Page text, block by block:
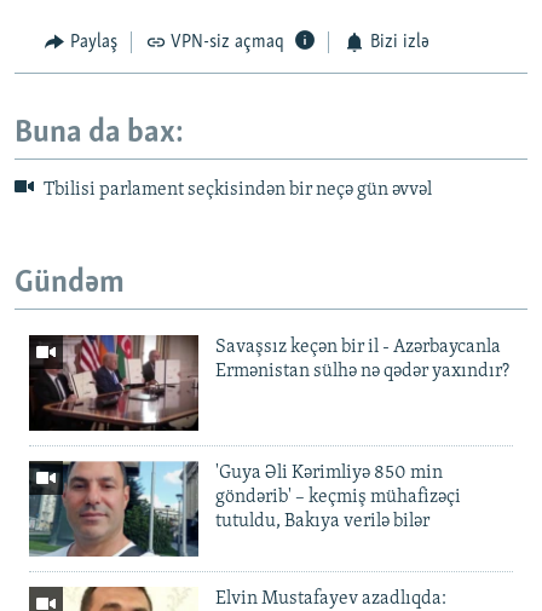
Paylaş VPN-siz açmaq Bizi izlə
Buna da bax:
Tbilisi parlament seçkisindən bir neçə gün əvvəl
Gündəm
Savaşsız keçən bir il - Azərbaycanla
Ermənistan sülhə nə qədər yaxındır?
'Guya Əli Kərimliyə 850 min
göndərib' – keçmiş mühafizəçi
tutuldu, Bakıya verilə bilər
Elvin Mustafayev azadlıqda: